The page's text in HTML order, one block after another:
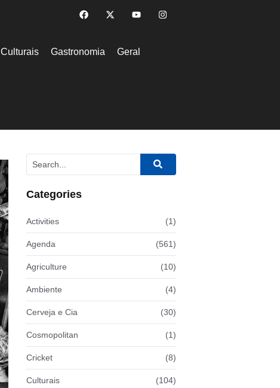
Culturais Gastronomia Geral
Categories
Activities (1)
Agenda (561)
Agriculture (10)
Ambiente (4)
Cerveja e Cia (30)
Cosmopolitan (1)
Cricket (8)
Culturais (104)